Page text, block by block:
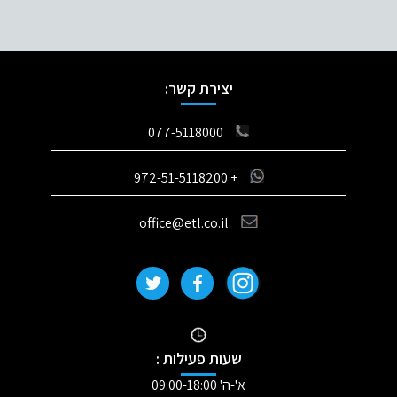
יצירת קשר:
077-5118000
+ 972-51-5118200
office@etl.co.il
שעות פעילות :
א'-ה' 09:00-18:00